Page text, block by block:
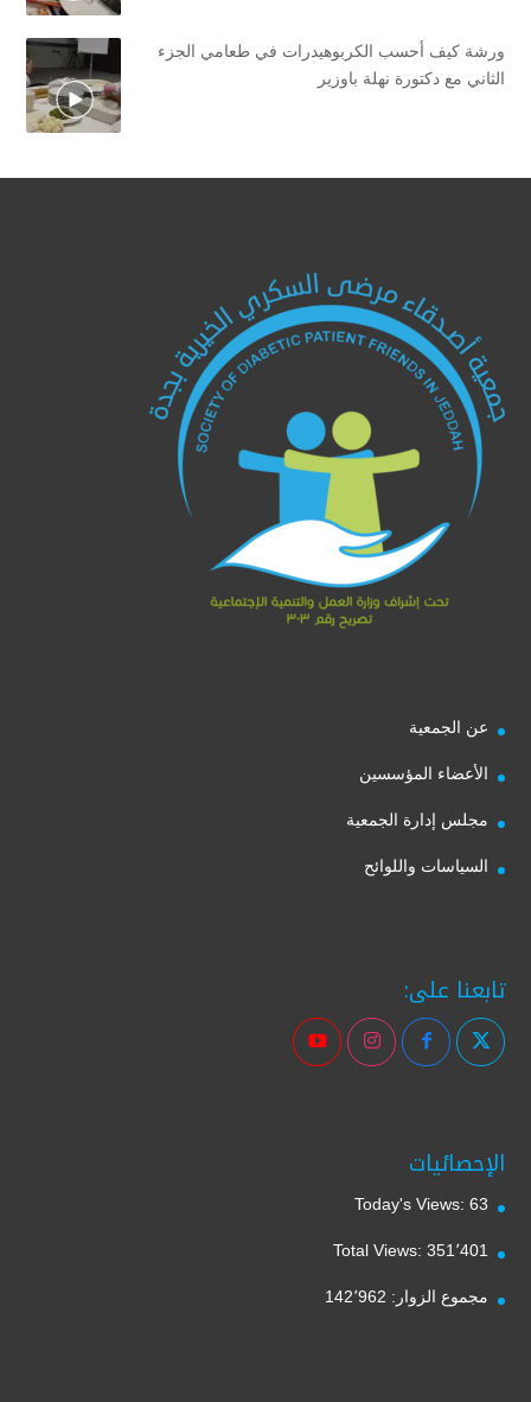
ورشة كيف أحسب الكربوهيدرات في طعامي الجزء
الثاني مع دكتورة نهلة باوزير
عن الجمعية
الأعضاء المؤسسين
مجلس إدارة الجمعية
السياسات واللوائح
تابعنا على:
الإحصائيات
Today's Views: 63
Total Views: 351٬401
مجموع الزوار: 142٬962